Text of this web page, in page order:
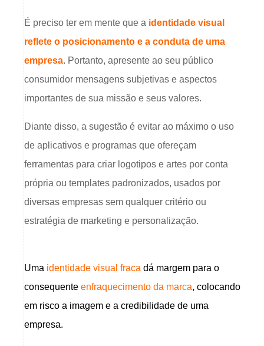
É preciso ter em mente que a identidade visual
reflete o posicionamento e a conduta de uma
empresa. Portanto, apresente ao seu público
consumidor mensagens subjetivas e aspectos
importantes de sua missão e seus valores.
Diante disso, a sugestão é evitar ao máximo o uso
de aplicativos e programas que ofereçam
ferramentas para criar logotipos e artes por conta
própria ou templates padronizados, usados por
diversas empresas sem qualquer critério ou
estratégia de marketing e personalização.
Uma identidade visual fraca dá margem para o
consequente enfraquecimento da marca, colocando
em risco a imagem e a credibilidade de uma
empresa.